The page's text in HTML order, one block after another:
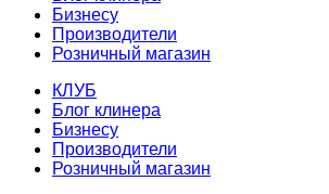
Бизнесу
Производители
Розничный магазин
КЛУБ
Блог клинера
Бизнесу
Производители
Розничный магазин